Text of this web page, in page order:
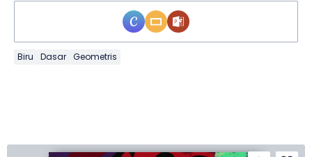
Biru Dasar Geometris